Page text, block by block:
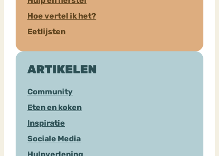
Hoe vertel ik het?
Eetlijsten
ARTIKELEN
Community
Eten en koken
Inspiratie
Sociale Media
Hulpverlening